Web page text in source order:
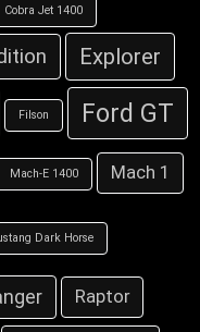
Cobra Jet 1400
Explorer
Filson Ford GT
Mach-E 1400 Mach 1
Dark Horse
Raptor